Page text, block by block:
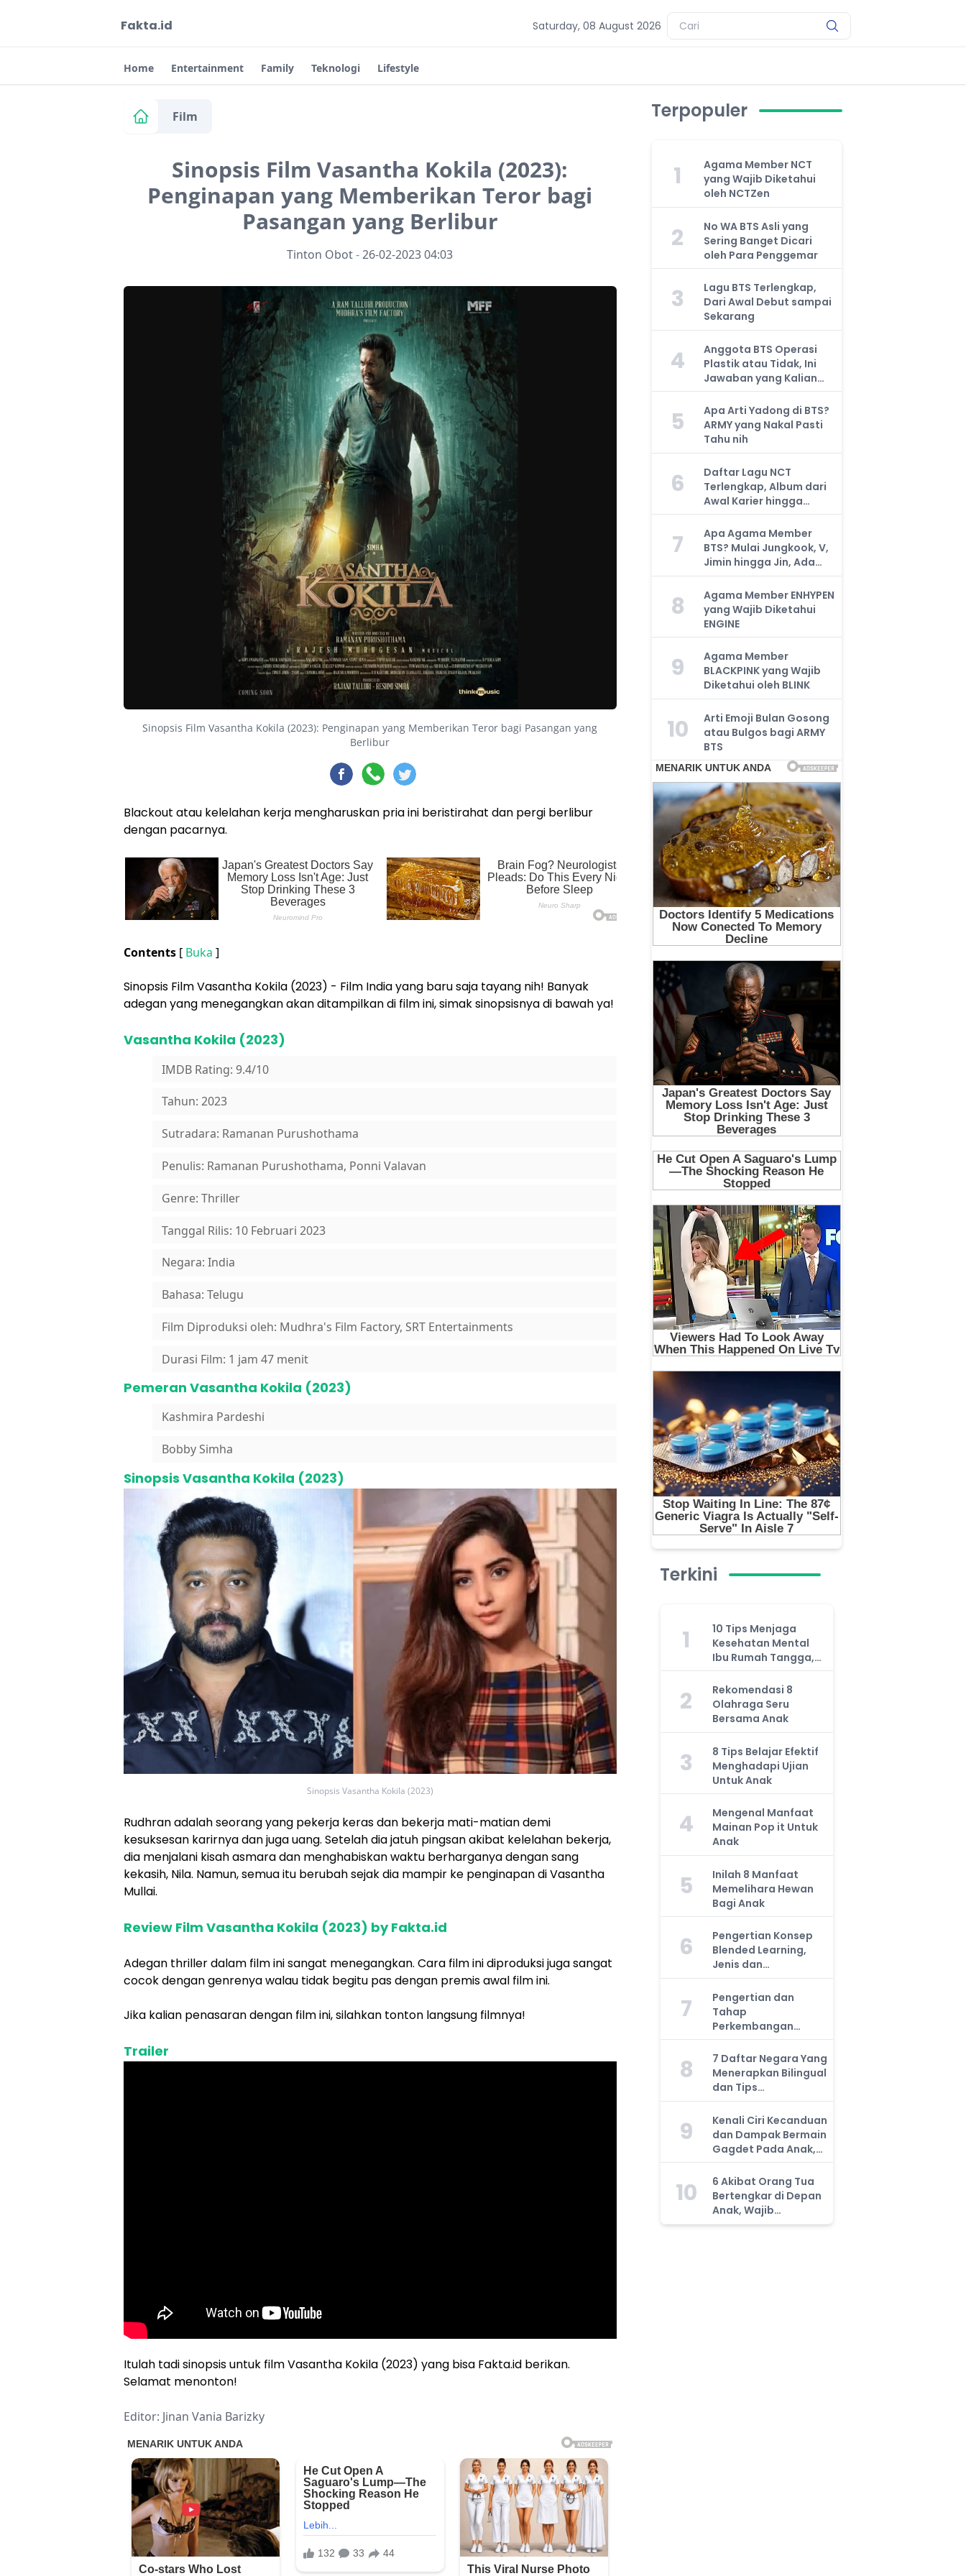
Fakta.id Saturday, 08 August 2026
Home Entertainment Family Teknologi Lifestyle
Film
Sinopsis Film Vasantha Kokila (2023):
Penginapan yang Memberikan Teror bagi
Pasangan yang Berlibur
Tinton Obot-26-02-2023 04:03
Sinopsis Film Vasantha Kokila (2023): Penginapan yang Memberikan Teror bagi Pasangan yang
Berlibur
Blackout atau kelelahan kerja mengharuskan pria ini beristirahat dan pergi berlibur
dengan pacarnya.
Contents [ Buka ]
Sinopsis Film Vasantha Kokila (2023) - Film India yang baru saja tayang nih! Banyak
adegan yang menegangkan akan ditampilkan di film ini, simak sinopsisnya di bawah ya!
Vasantha Kokila (2023)
IMDB Rating: 9.4/10
Tahun: 2023
Sutradara: Ramanan Purushothama
Penulis: Ramanan Purushothama, Ponni Valavan
Genre: Thriller
Tanggal Rilis: 10 Februari 2023
Negara: India
Bahasa: Telugu
Film Diproduksi oleh: Mudhra's Film Factory, SRT Entertainments
Durasi Film: 1 jam 47 menit
Pemeran Vasantha Kokila (2023)
Kashmira Pardeshi
Bobby Simha
Sinopsis Vasantha Kokila (2023)
Sinopsis Vasantha Kokila (2023)
Rudhran adalah seorang yang pekerja keras dan bekerja mati-matian demi
kesuksesan karirnya dan juga uang. Setelah dia jatuh pingsan akibat kelelahan bekerja,
dia menjalani kisah asmara dan menghabiskan waktu berharganya dengan sang
kekasih, Nila. Namun, semua itu berubah sejak dia mampir ke penginapan di Vasantha
Mullai.
Review Film Vasantha Kokila (2023) by Fakta.id
Adegan thriller dalam film ini sangat menegangkan. Cara film ini diproduksi juga sangat
cocok dengan genrenya walau tidak begitu pas dengan premis awal film ini.
Jika kalian penasaran dengan film ini, silahkan tonton langsung filmnya!
Trailer
Itulah tadi sinopsis untuk film Vasantha Kokila (2023) yang bisa Fakta.id berikan.
Selamat menonton!
Editor: Jinan Vania Barizky
Terpopuler
1
Agama Member NCT
yang Wajib Diketahui
oleh NCTZen
2
No WA BTS Asli yang
Sering Banget Dicari
oleh Para Penggemar
3
Lagu BTS Terlengkap,
Dari Awal Debut sampai
Sekarang
4
Anggota BTS Operasi
Plastik atau Tidak, Ini
Jawaban yang Kalian
Cari
5
Apa Arti Yadong di BTS?
ARMY yang Nakal Pasti
Tahu nih
6
Daftar Lagu NCT
Terlengkap, Album dari
Awal Karier hingga
Sekarang
7
Apa Agama Member
BTS? Mulai Jungkook, V,
Jimin hingga Jin, Ada
yang Atheis
8
Agama Member ENHYPEN
yang Wajib Diketahui
ENGINE
9
Agama Member
BLACKPINK yang Wajib
Diketahui oleh BLINK
10
Arti Emoji Bulan Gosong
atau Bulgos bagi ARMY
BTS
Terkini
1
10 Tips Menjaga
Kesehatan Mental
Ibu Rumah Tangga,
Jangan Anggap
Remeh!
2
Rekomendasi 8
Olahraga Seru
Bersama Anak
3
8 Tips Belajar Efektif
Menghadapi Ujian
Untuk Anak
4
Mengenal Manfaat
Mainan Pop it Untuk
Anak
5
Inilah 8 Manfaat
Memelihara Hewan
Bagi Anak
6
Pengertian Konsep
Blended Learning,
Jenis dan
Manfaatnya, Anda
Harus Tahu!
7
Pengertian dan
Tahap
Perkembangan
Kemampuan Kognitif
Anak, Bunda Wajib
Tahu!
8
7 Daftar Negara Yang
Menerapkan Bilingual
dan Tips
Mengajarkan Pada
Anak
9
Kenali Ciri Kecanduan
dan Dampak Bermain
Gagdet Pada Anak,
Orang Tua Wajib
Tahu!
10
6 Akibat Orang Tua
Bertengkar di Depan
Anak, Wajib
Waspada!